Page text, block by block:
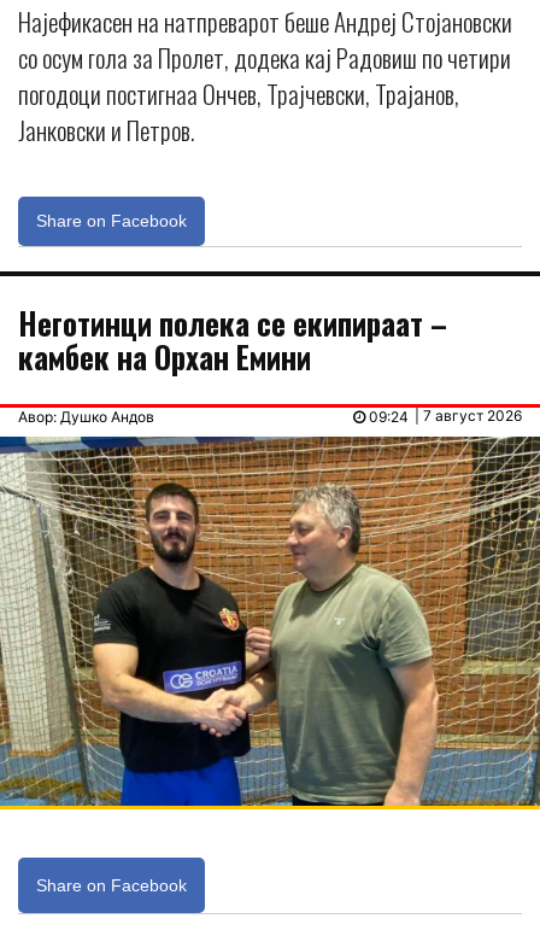
Најефикасен на натпреварот беше Андреј Стојановски
со осум гола за Пролет, додека кај Радовиш по четири
погодоци постигнаа Ончев, Трајчевски, Трајанов,
Јанковски и Петров.
Share on Facebook
Неготинци полека се екипираат –
камбек на Орхан Емини
Авор: Душко Андов | 7 август 2026
09:24
Share on Facebook